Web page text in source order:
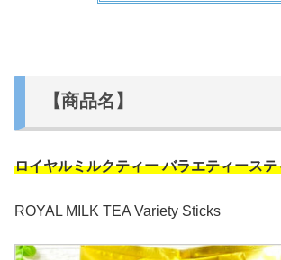
【商品名】
ロイヤルミルクティー バラエティーステ
ROYAL MILK TEA Variety Sticks